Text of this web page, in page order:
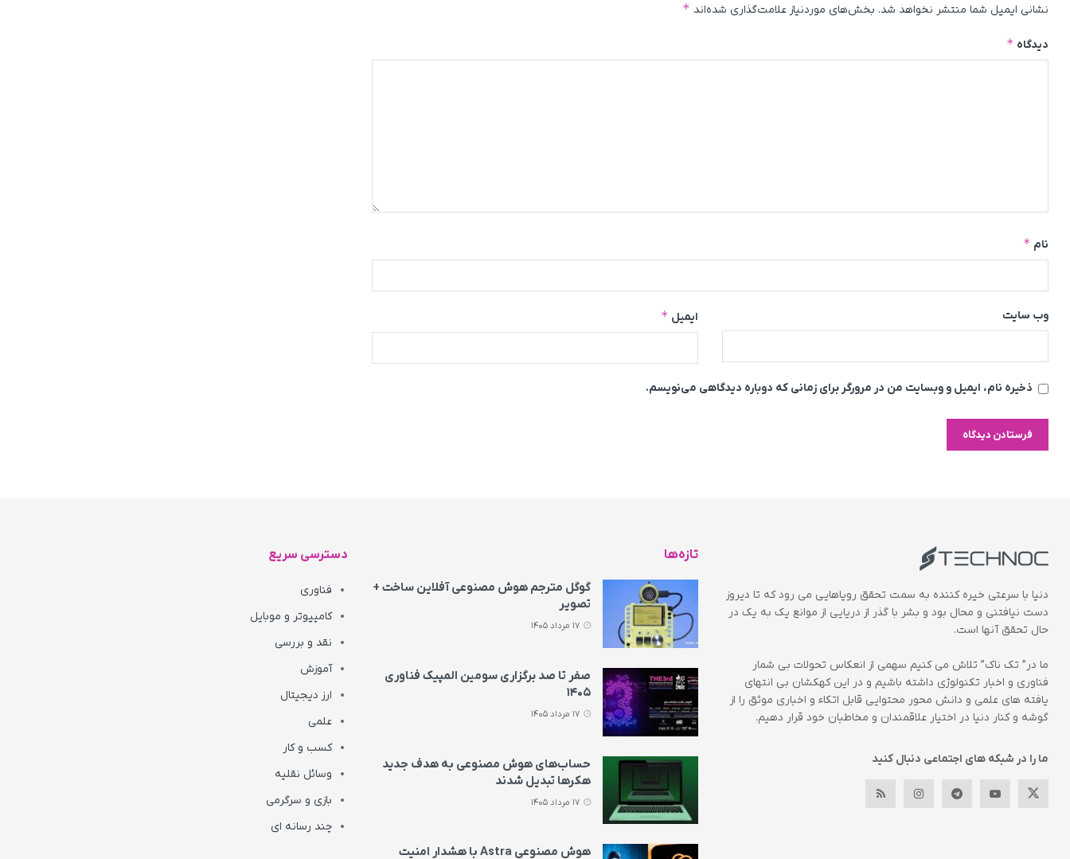
نشانی ایمیل شما منتشر نخواهد شد. بخش‌های موردنیاز علامت‌گذاری شده‌اند *
دیدگاه *
نام *
ایمیل * وب‌ سایت
ذخیره نام، ایمیل و وبسایت من در مرورگر برای زمانی که دوباره دیدگاهی می‌نویسم.
دنیا با سرعتی خیره کننده به سمت تحقق رویاهایی می رود که تا دیروز
دست نیافتنی و محال بود و بشر با گذر از دریایی از موانع یک به یک در
حال تحقق آنها است.
ما در” تک ناک” تلاش می کنیم سهمی از انعکاس تحولات بی شمار
فناوری و اخبار تکنولوژی داشته باشیم و در این کهکشان بی انتهای
یافته های علمی و دانش محور محتوایی قابل اتکاء و اخباری موثق را از
گوشه و کنار دنیا در اختیار علاقمندان و مخاطبان خود قرار دهیم.
ما را در شبکه های اجتماعی دنبال کنید
تازه‌ها
گوگل مترجم هوش مصنوعی آفلاین ساخت +
تصویر
صفر تا صد برگزاری سومین المپیک فناوری
۱۴۰۵
حساب‌های هوش مصنوعی به هدف جدید
هکرها تبدیل شدند
هوش مصنوعی Astra با هشدار امنیت
دسترسی سریع
فناوری
کامپیوتر و موبایل
نقد و بررسی
آموزش
ارز دیجیتال
علمی
کسب و کار
وسائل نقلیه
بازی و سرگرمی
چند رسانه ای